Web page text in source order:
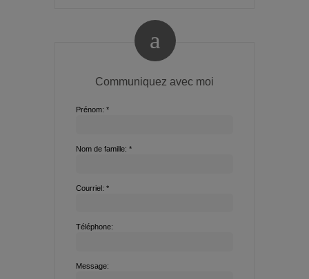
Communiquez avec moi
Prénom: *
Nom de famille: *
Courriel: *
Téléphone:
Message: